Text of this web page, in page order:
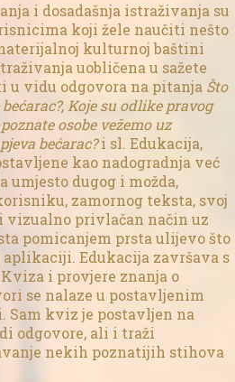
i dosadašnja istraživanja su
koji žele naučiti nešto
kulturnoj baštini
uobličena u sažete
vidu odgovora na pitanja Što
Koje su odlike pravog
osobe vežemo uz
bećarac?i sl. Edukacija,
kao nadogradnja već
umjesto dugog i možda,
zamornog teksta, svoj
vizualno privlačan način uz
pomicanjem prsta ulijevo što
aplikaciji. Edukacija završava s
i provjere znanja o
se nalaze u postavljenim
Sam kviz je postavljen na
odgovore, ali i traži
nekih poznatijih stihova